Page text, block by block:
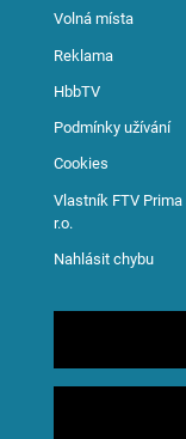
Volná místa
Reklama
HbbTV
Podmínky užívání
Cookies
Vlastník FTV Prima
r.o.
Nahlásit chybu